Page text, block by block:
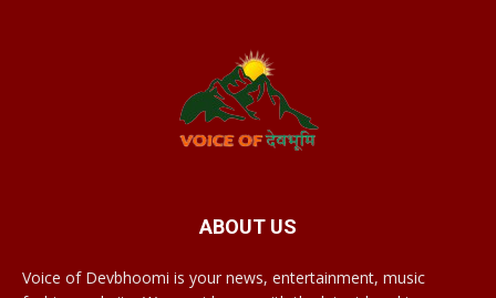
ABOUT US
Voice of Devbhoomi is your news, entertainment, music